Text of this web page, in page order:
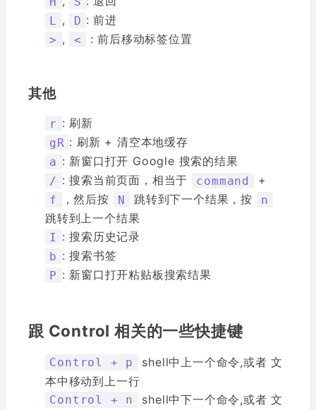
L , D : 前进
> , < : 前后移动标签位置
其他
r : 刷新
gR : 刷新 + 清空本地缓存
a : 新窗口打开 Google 搜索的结果
/ : 搜索当前页面，相当于 command +
f ，然后按 N 跳转到下一个结果，按 n
跳转到上一个结果
I : 搜索历史记录
b : 搜索书签
P : 新窗口打开粘贴板搜索结果
跟 Control 相关的一些快捷键
Control + p
shell中上一个命令,或者 文
本中移动到上一行
Control + n
shell中下一个命令,或者 文